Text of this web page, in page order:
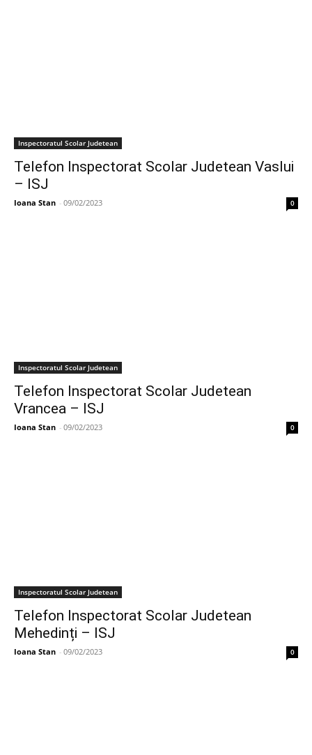
Inspectoratul Scolar Judetean
Telefon Inspectorat Scolar Judetean Vaslui
– ISJ
Ioana Stan - 09/02/2023 0
Inspectoratul Scolar Judetean
Telefon Inspectorat Scolar Judetean
Vrancea – ISJ
Ioana Stan - 09/02/2023 0
Inspectoratul Scolar Judetean
Telefon Inspectorat Scolar Judetean
Mehedinți – ISJ
Ioana Stan - 09/02/2023 0